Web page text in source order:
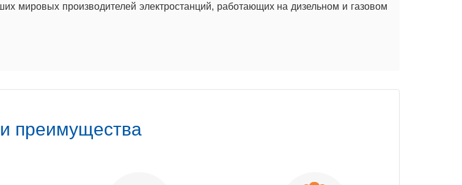
мировых производителей электростанций, работающих на дизельном и газовом
преимущества